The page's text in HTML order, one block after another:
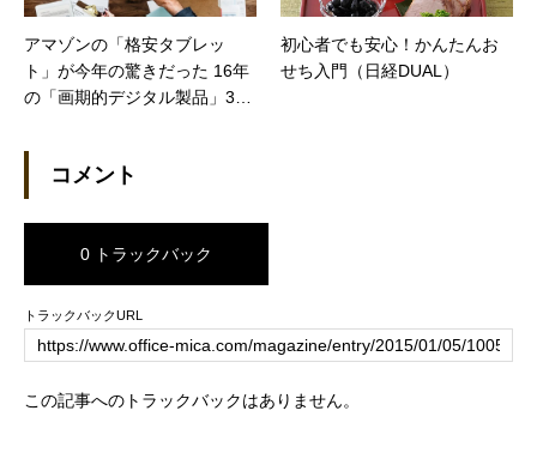
アマゾンの「格安タブレッ
ト」が今年の驚きだった 16年
の「画期的デジタル製品」3選
初心者でも安心！かんたんお
せち入門（日経DUAL）
コメント
0 トラックバック
トラックバックURL
この記事へのトラックバックはありません。